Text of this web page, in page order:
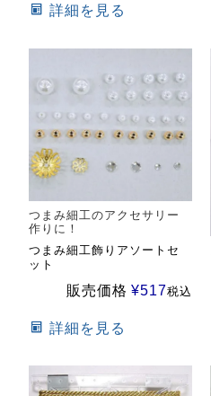
詳細を見る
つまみ細工のアクセサリー
作りに！
つまみ細工飾りアソートセ
ット
販売価格 ¥517税込
詳細を見る